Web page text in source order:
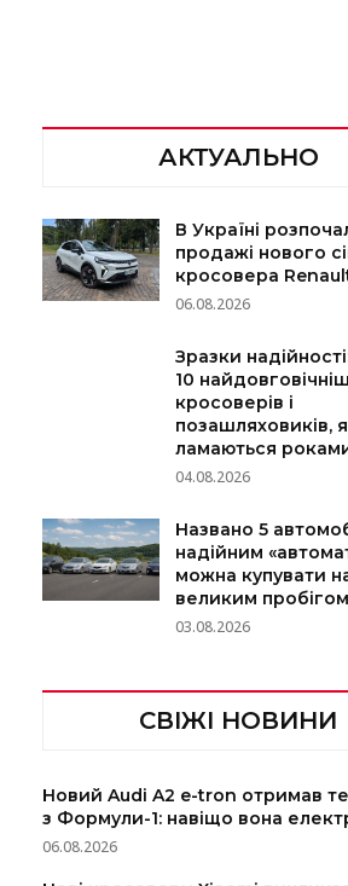
АКТУАЛЬНО
В Україні
продажі нового
кросовера
06.08.2026
Зразки
10
кросоверів і
позашляховиків,
ламаються
04.08.2026
Названо 5
надійним
можна купувати
великим пробігом
03.08.2026
СВІЖІ НОВИНИ
Новий Audi A2 e-tron отримав
з Формули-1: навіщо вона
06.08.2026